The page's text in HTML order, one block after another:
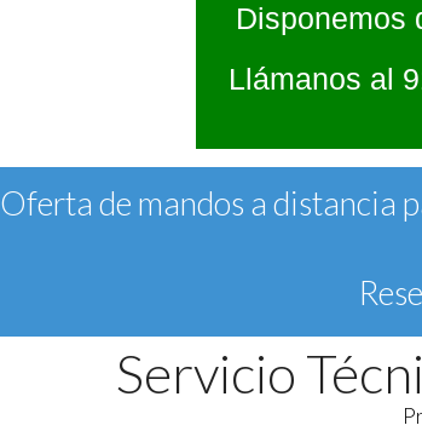
Disponemos
Llámanos al
Oferta de mandos a distancia
Servicio